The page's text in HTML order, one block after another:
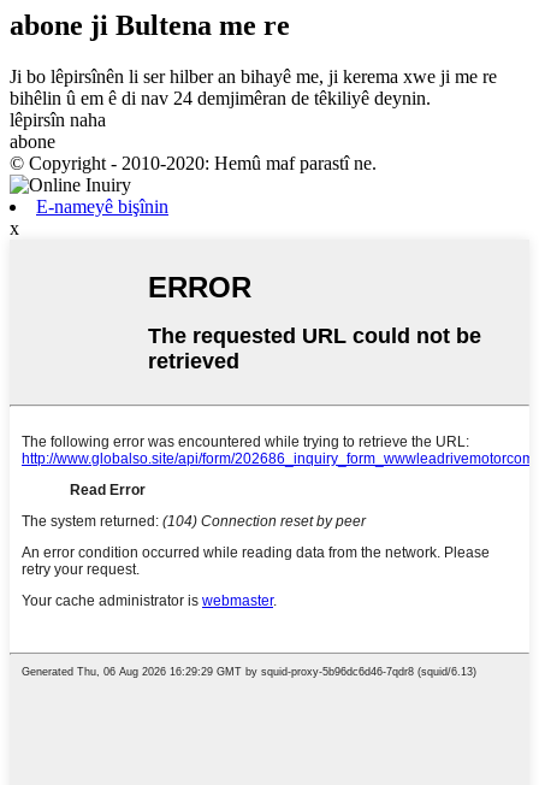
abone ji Bultena me re
Ji bo lêpirsînên li ser hilber an bihayê me, ji kerema xwe ji me re
bihêlin û em ê di nav 24 demjimêran de têkiliyê deynin.
lêpirsîn naha
abone
© Copyright - 2010-2020: Hemû maf parastî ne.
E-nameyê bişînin
x